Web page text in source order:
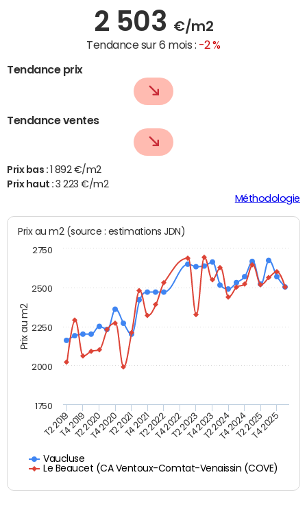
2 503 €/m2
Tendance sur 6 mois : -2 %
Tendance prix
Tendance ventes
Prix bas : 1 892 €/m2
Prix haut :3 223 €/m2
Méthodologie
Prix au m2
Prix au m2 (source : estimations JDN)
Vaucluse
Le Beaucet (CA Ventoux-Comtat-Venaissin (COVE)
T2 2019T4 2019T2 2020T4 2020T2 2021T4 2021T2 2022T4 2022T2 2023T4 2023T2 2024T4 2024T2 2025T4 2025
2000
1750
2250
2500
2750